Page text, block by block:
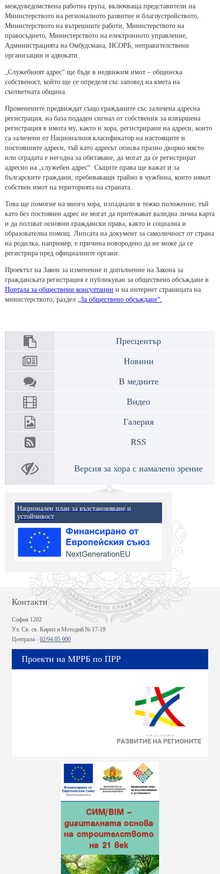
междуведомствена работна група, включваща представители на
Министерството на регионалното развитие и благоустройството,
Министерството на вътрешните работи, Министерството на
правосъдието, Министерството на електронното управление,
Администрацията на Омбудсмана, НСОРБ, неправителствени
организации и адвокати.
„Служебният адрес“ ще бъде в недвижим имот – общинска
собственост, който ще се определя със заповед на кмета на
съответната община.
Променените предвиждат също гражданите със заличена адресна
регистрация, на база подаден сигнал от собственик за извършена
регистрация в имота му, както и хора, регистрирани на адреси, които
са заличени от Националния класификатор на настоящите и
постоянните адреси, тъй като адресът описва празно дворно място
или сградата е негодна за обитаване, да могат да се регистрират
адресно на „служебен адрес“. Същите права ще важат и за
българските граждани, пребиваващи трайно в чужбина, които нямат
собствен имот на територията на страната.
Това ще помогне на много хора, изпаднали в тежко положение, тъй
като без постоянен адрес не могат да притежават валидна лична карта
и да ползват основни граждански права, както и социална и
образователна помощ. Липсата на документ за самоличност от страна
на родилка, например, е причина новородено да не може да се
регистрира пред официалните органи.
Проектът на Закон за изменение и допълнение на Закона за
гражданската регистрация е публикуван за обществено обсъждане в
Портала за обществени консултации и на интернет страницата на
министерството, раздел „За обществено обсъждане“.
Пресцентър
Новини
В медиите
Видео
Галерия
RSS
Версия за хора с намалено зрение
Национален план за възстановяване и
устойчивост
Контакти
София 1202
Ул. Св. св. Кирил и Методий № 17-19
Централа - 02/94 05 900
Проекти на МРРБ по ПРР